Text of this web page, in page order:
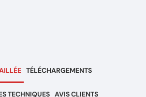
TÉLÉCHARGEMENTS
TECHNIQUES AVIS CLIENTS